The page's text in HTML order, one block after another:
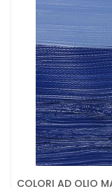
COLORI AD OLIO